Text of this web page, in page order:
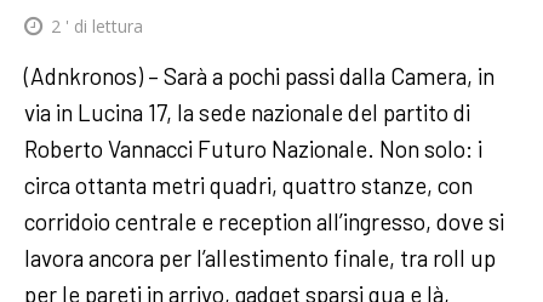
2 ' di lettura
(Adnkronos) – Sarà a pochi passi dalla Camera, in
via in Lucina 17, la sede nazionale del partito di
Roberto Vannacci Futuro Nazionale. Non solo: i
circa ottanta metri quadri, quattro stanze, con
corridoio centrale e reception all’ingresso, dove si
lavora ancora per l’allestimento finale, tra roll up
per le pareti in arrivo, gadget sparsi qua e là,